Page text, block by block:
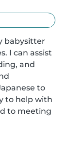
babysitter
I can assist
and
to
to help with
to meeting